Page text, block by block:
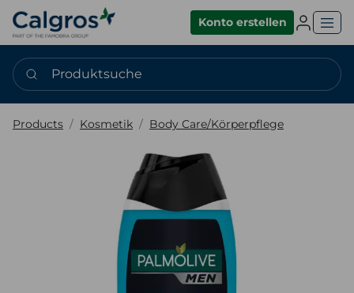
Konto erstellen
Produktsuche
Products Kosmetik Body Care/Körperpflege